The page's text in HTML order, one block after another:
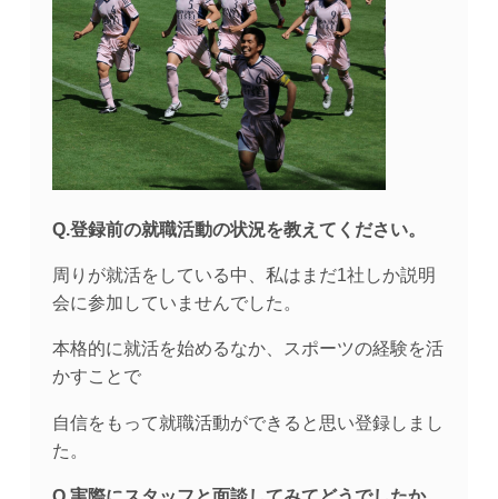
Q.登録前の就職活動の状況を教えてください。
周りが就活をしている中、私はまだ1社しか説明
会に参加していませんでした。
本格的に就活を始めるなか、スポーツの経験を活
かすことで
自信をもって就職活動ができると思い登録しまし
た。